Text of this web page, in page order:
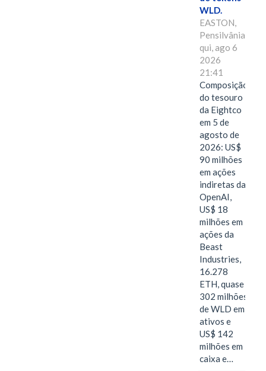
WLD.
EASTON,
Pensilvânia,
qui, ago 6
2026
21:41
Composição
do tesouro
da Eightco
em 5 de
agosto de
2026: US$
90 milhões
em ações
indiretas da
OpenAI,
US$ 18
milhões em
ações da
Beast
Industries,
16.278
ETH, quase
302 milhões
de WLD em
ativos e
US$ 142
milhões em
caixa e…